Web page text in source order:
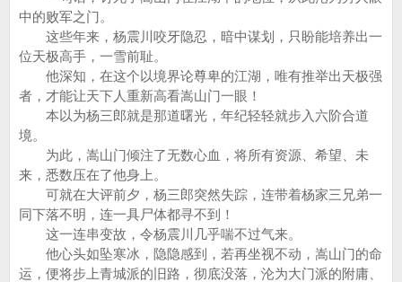
中的败军之门。
这些年来，杨震川咬牙隐忍，暗中谋划，只盼能培养出一
位天极高手，一雪前耻。
他深知，在这个以境界论尊卑的江湖，唯有推举出天极强
者，才能让天下人重新高看嵩山门一眼！
本以为杨三郎就是那道曙光，年纪轻轻就步入六阶合道
境。
为此，嵩山门倾注了无数心血，将所有资源、希望、未
来，悉数压在了他身上。
可就在大评前夕，杨三郎突然失踪，连带着杨家三兄弟一
同下落不明，连一具尸体都寻不到！
这一连串变故，令杨震川几乎喘不过气来。
他心头如坠寒冰，隐隐感到，若再坐视不动，嵩山门的命
运，便将步上青城派的旧路，彻底没落，沦为大门派的附庸、